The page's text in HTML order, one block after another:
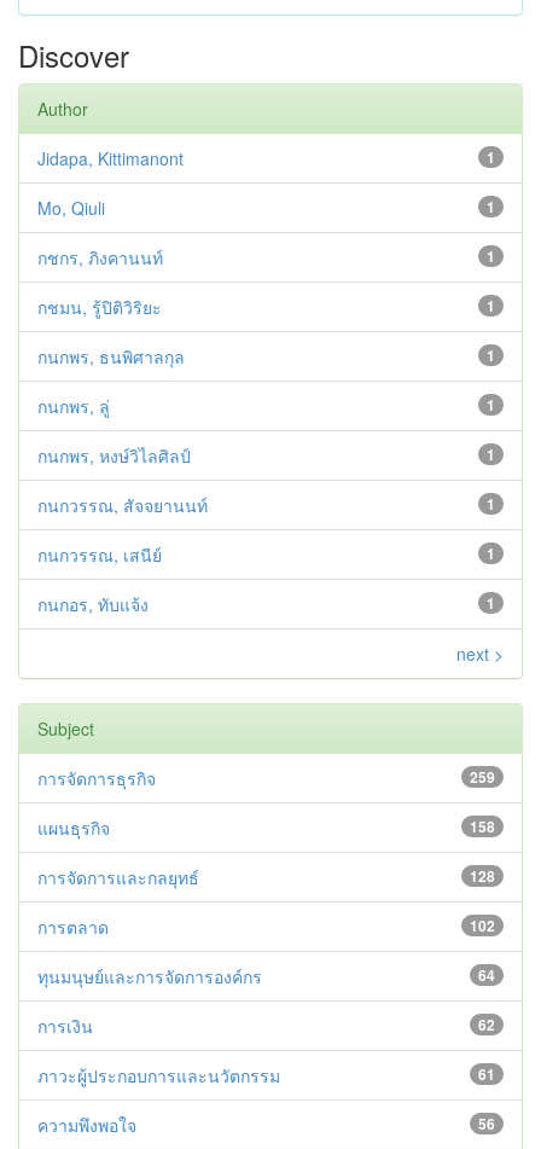
Discover
Author
1
Jidapa, Kittimanont
1
Mo, Qiuli
1
กชกร, ภิงคานนท์
1
กชมน, รู้ปิติวิริยะ
1
กนกพร, ธนพิศาลกุล
1
กนกพร, ลู่
1
กนกพร, หงษ์วิไลศิลป์
1
กนกวรรณ, สัจจยานนท์
1
กนกวรรณ, เสนีย์
1
กนกอร, ทับแจ้ง
next >
Subject
259
การจัดการธุรกิจ
158
แผนธุรกิจ
128
การจัดการและกลยุทธ์
102
การตลาด
64
ทุนมนุษย์และการจัดการองค์กร
62
การเงิน
61
ภาวะผู้ประกอบการและนวัตกรรม
56
ความพึงพอใจ